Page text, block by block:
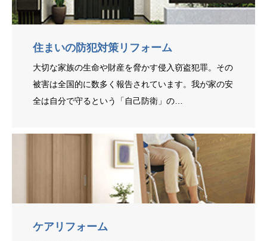
住まいの防犯対策リフォーム
大切な家族の生命や財産を脅かす侵入窃盗犯罪。その
被害は全国的に数多く報告されています。我が家の安
全は自分で守るという「自己防衛」の…
ケアリフォーム